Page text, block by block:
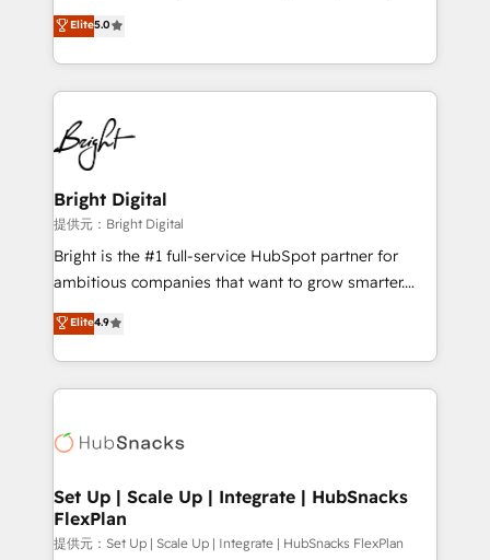
Growth-Driven Design Agency of the Year 🏆2016
Sales Enablement HubSpot Impact Award 🏆2015
HubSpot COS Performance Award 🏆2014 HubSpot
COS Design Award 🏆2013 HubSpot Marketplace
Partner 📆Founded in 1997
and nonprofits — to streamline operations, scale
revenue, and unlock the full potential of HubSpot.
With deep technical and industry expertise, we fuse
automation, integration, and AI innovation to deliver
lasting impact. We specialize in: • Turnkey and end-
to-end HubSpot implementations • Onboarding for
Sales, Service, Marketing & Content Hubs • AI voice
and chat agents, predictive automation, and smart
workflows • Salesforce + HubSpot integration •
RevOps and AI-driven sales enablement • Website
design and CMS development • ERP integration: SAP,
and CRM migration from any platform •
Client/member portals built on HubSpot • Custom
WooCommerce, BuilderTrend, and more Experience
the difference — reach out to see how AI + HubSpot
Elite5.0
Bright Digital
提供元：Bright Digital
Bright is the #1 full-service HubSpot partner for
ambitious companies that want to grow smarter.
From HubSpot onboarding, to training, from
developing a new website to lead generation and
digital marketing; we do it all (and with great
results)! In short, our services include: - HubSpot
HubSpot development: websites, custom modules,
marketing, advertising, campaigns, content and
design We connect people, data and technology to
improve customer experiences. With our bright
Elite4.9
Set Up | Scale Up | Integrate | HubSnacks
FlexPlan
提供元：Set Up | Scale Up | Integrate | HubSnacks FlexPlan